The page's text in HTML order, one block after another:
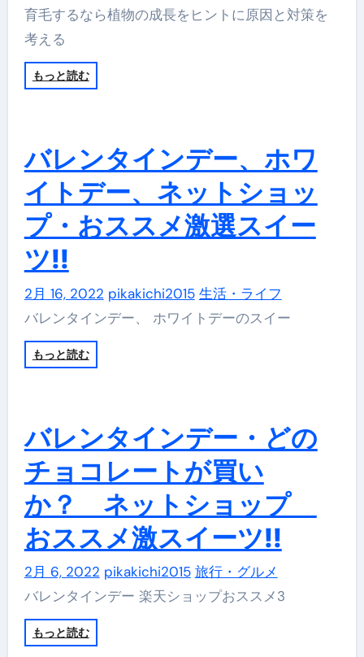
育毛するなら植物の成長をヒントに原因と対策を
考える
もっと読む
バレンタインデー、ホワ
イトデー、ネットショッ
プ・おススメ激選スイー
ツ!!
2月 16, 2022 pikakichi2015 生活・ライフ
バレンタインデー、 ホワイトデーのスイー
もっと読む
バレンタインデー・どの
チョコレートが買い
か？ ネットショップ
おススメ激スイーツ!!
2月 6, 2022 pikakichi2015 旅行・グルメ
バレンタインデー 楽天ショップおススメ3
もっと読む